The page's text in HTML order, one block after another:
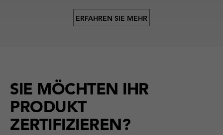
ERFAHREN SIE MEHR
SIE MÖCHTEN IHR
PRODUKT
ZERTIFIZIEREN?